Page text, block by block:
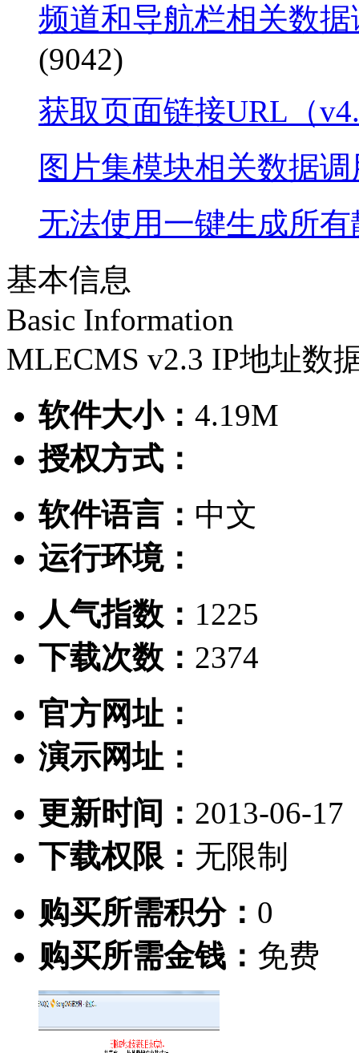
频道和导航栏相关数
(9042)
获取页面链接URL（
图片集模块相关数据
无法使用一键生成所
基本信息
Basic Information
MLECMS v2.3 IP地址数
软件大小： 4.19M
授权方式：
软件语言： 中文
运行环境：
人气指数： 1225
下载次数： 2374
官方网址：
演示网址：
更新时间： 2013-06-17
下载权限： 无限制
购买所需积分： 0
购买所需金钱： 免费